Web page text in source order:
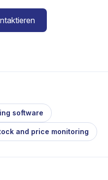
software
and price monitoring